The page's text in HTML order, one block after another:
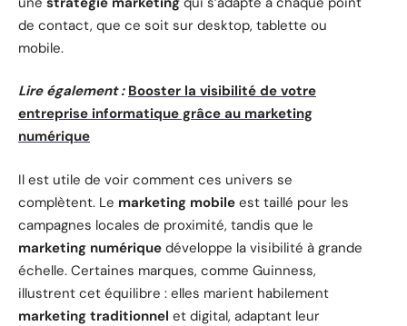
de contact, que ce soit sur desktop, tablette ou
mobile.
Lire également : Booster la visibilité de votre
entreprise informatique grâce au marketing
numérique
Il est utile de voir comment ces univers se
complètent. Le marketing mobile est taillé pour les
campagnes locales de proximité, tandis que le
marketing numérique développe la visibilité à grande
échelle. Certaines marques, comme Guinness,
illustrent cet équilibre : elles marient habilement
marketing traditionnel et digital, adaptant leur